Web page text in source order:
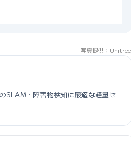
写真提供：Unitree
SLAM・障害物検知に最適な軽量セ